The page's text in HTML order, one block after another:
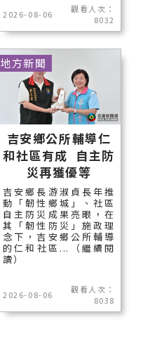
2026-08-06
觀看人次：
8032
吉安鄉公所輔導仁
和社區有成 自主防
災再獲優等
吉安鄉長游淑貞長年推
動「韌性鄉城」、社區
自主防災成果亮眼，在
其「韌性防災」施政理
念下，吉安鄉公所輔導
的仁和社區...（繼續閱
讀）
2026-08-06
觀看人次：
8038
地方新聞